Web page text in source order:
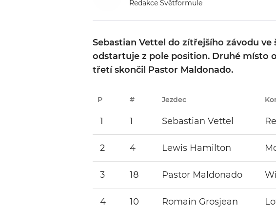
Redakce Světformule
Sebastian Vettel do zítřejšího závodu ve
odstartuje z pole position. Druhé místo
třetí skončil Pastor Maldonado.
P # Jezdec
1 1 Sebastian Vettel
2 4 Lewis Hamilton
3 18 Pastor Maldonado
4 10 Romain Grosjean